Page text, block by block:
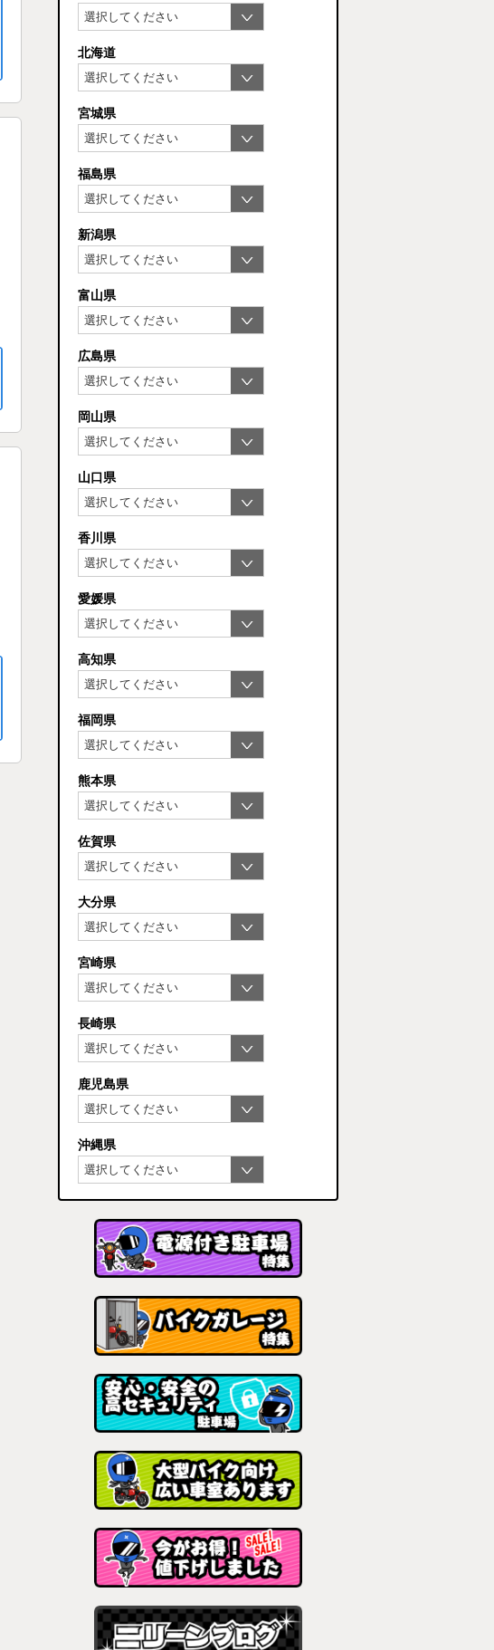
北海道
宮城県
福島県
新潟県
富山県
広島県
岡山県
山口県
香川県
愛媛県
高知県
福岡県
熊本県
佐賀県
大分県
宮崎県
長崎県
鹿児島県
沖縄県